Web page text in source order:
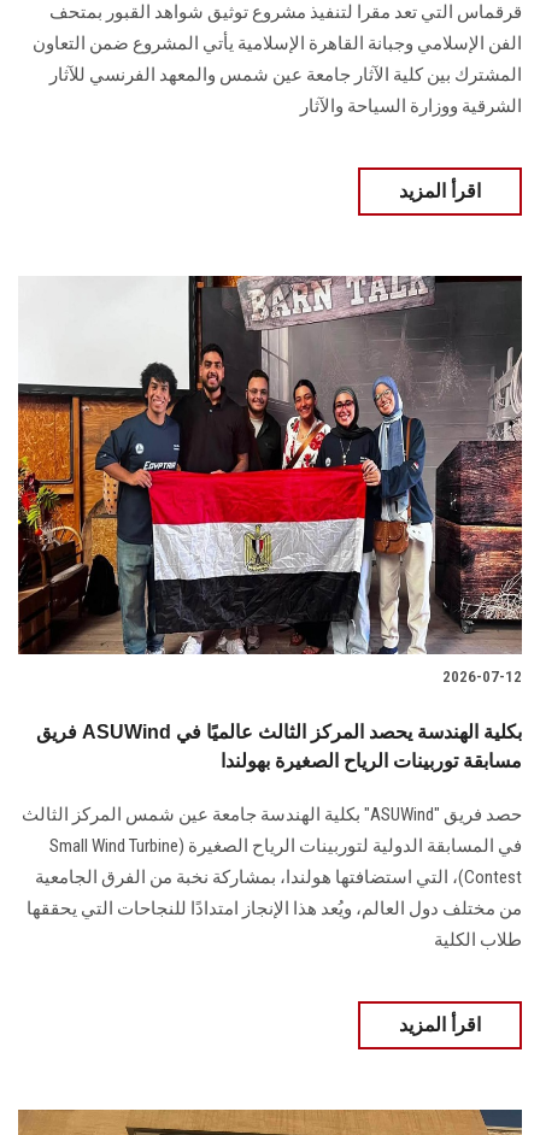
قرقماس التي تعد مقرا لتنفيذ مشروع توثيق شواهد القبور بمتحف
الفن الإسلامي وجبانة القاهرة الإسلامية يأتي المشروع ضمن التعاون
المشترك بين كلية الآثار جامعة عين شمس والمعهد الفرنسي للآثار
الشرقية ووزارة السياحة والآثار
اقرأ المزيد
2026-07-12
فريق ASUWind بكلية الهندسة يحصد المركز الثالث عالميًا في
مسابقة توربينات الرياح الصغيرة بهولندا
حصد فريق "ASUWind" بكلية الهندسة جامعة عين شمس المركز الثالث
في المسابقة الدولية لتوربينات الرياح الصغيرة (Small Wind Turbine
Contest)، التي استضافتها هولندا، بمشاركة نخبة من الفرق الجامعية
من مختلف دول العالم، ويُعد هذا الإنجاز امتدادًا للنجاحات التي يحققها
طلاب الكلية
اقرأ المزيد